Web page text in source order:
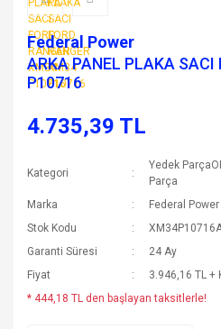
Federal Power
ARKA PANEL PLAKA SACI
P10716
4.735,39 TL
Kategori
Yedek
Parça
Marka
Federal Power
Stok Kodu
Garanti Süresi
24 Ay
Fiyat
3.946,16 TL +
* 444,18 TL den başlayan taksitlerle!